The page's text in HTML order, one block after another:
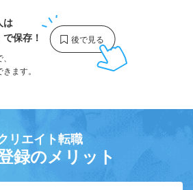
は
で保存！
ます。
リエイト転職
録のメリット